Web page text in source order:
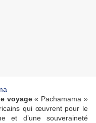
voyage« Pachamama »
qui œuvrent pour le
et d’une souveraineté